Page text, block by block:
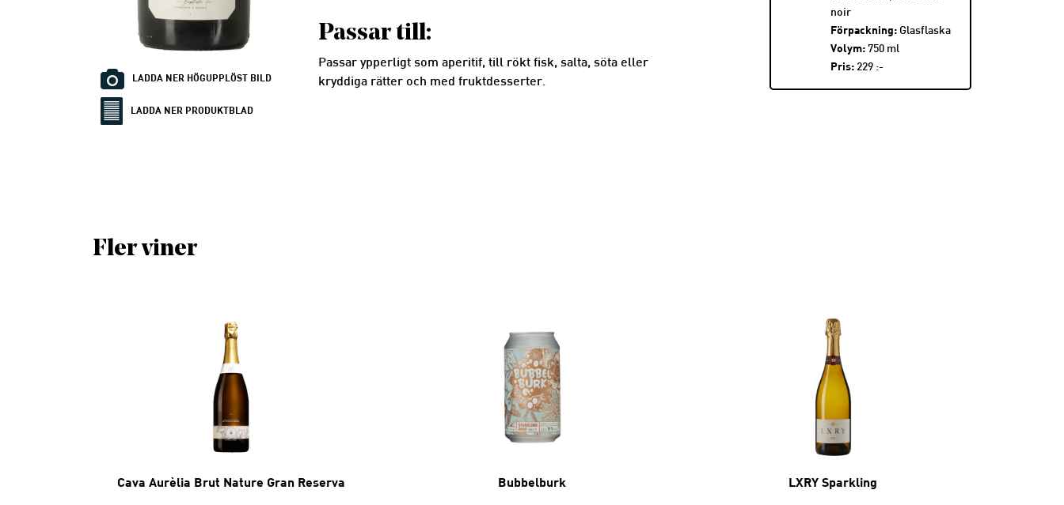
Passar till:
Passar ypperligt som aperitif, till rökt fisk, salta, söta eller
kryddiga rätter och med fruktdesserter.
noir
Förpackning:Glasflaska
Volym:750 ml
Pris:229 :-
LADDA NER HÖGUPPLÖST BILD
LADDA NER PRODUKTBLAD
Fler viner
Cava Aurèlia Brut Nature Gran Reserva Bubbelburk LXRY Sparkling